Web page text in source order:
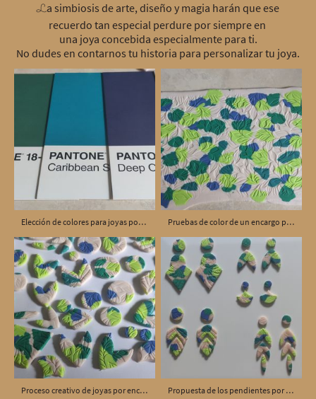
La simbiosis de arte, diseño y magia harán que ese
recuerdo tan especial perdure por siempre en
una joya concebida especialmente para ti.
No dudes en contarnos tu historia para personalizar tu joya.
Elección de colores para joyas por encargo Pruebas de color de un encargo personalizado
Proceso creativo de joyas por encargo Propuesta de los pendientes por encargo para invitada